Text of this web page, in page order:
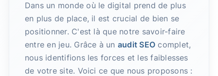
Dans un monde où le digital prend de plus
en plus de place, il est crucial de bien se
positionner. C'est là que notre savoir-faire
entre en jeu. Grâce à un audit SEO complet,
nous identifions les forces et les faiblesses
de votre site. Voici ce que nous proposons :